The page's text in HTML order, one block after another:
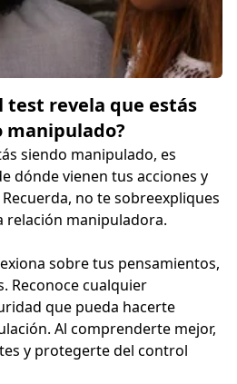
test revela que estás
manipulado?
siendo manipulado, es
dónde vienen tus acciones y
no te sobreexpliques
relación manipuladora.
sobre tus pensamientos,
Reconoce cualquier
que pueda hacerte
Al comprenderte mejor,
y protegerte del control